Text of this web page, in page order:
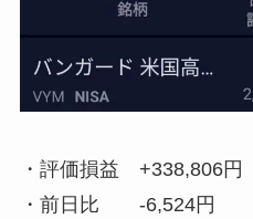
・評価損益 +338,806円
・前日比 -6,524円